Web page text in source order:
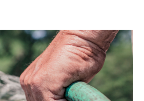
permisos
(Zona
Franca)